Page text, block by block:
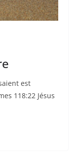
est
118:22 Jésus